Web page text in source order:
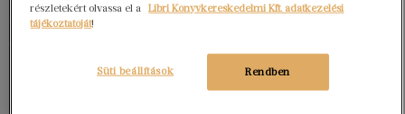
részletekért olvassa el a
Libri Könyvkereskedelmi Kft. adatkezelési
tájékoztatóját!
Rendben
Süti beállítások